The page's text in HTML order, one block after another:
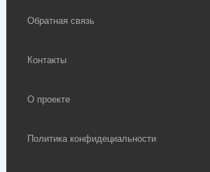
Обратная связь
Контакты
О проекте
Политика конфидециальности